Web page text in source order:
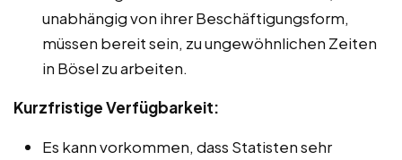
unabhängig von ihrer Beschäftigungsform,
müssen bereit sein, zu ungewöhnlichen Zeiten
in Bösel zu arbeiten.
Kurzfristige Verfügbarkeit:
Es kann vorkommen, dass Statisten sehr